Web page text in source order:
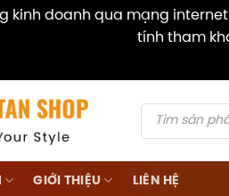
kinh doanh qua mạng
tính tham
Products
search
GIỚI THIỆU LIÊN HỆ